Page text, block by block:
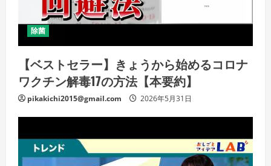
除菌
【ベストセラー】きょうから始めるコロナ
ワクチン解毒17の方法【本要約】
pikakichi2015@gmail.com 2026年5月31日